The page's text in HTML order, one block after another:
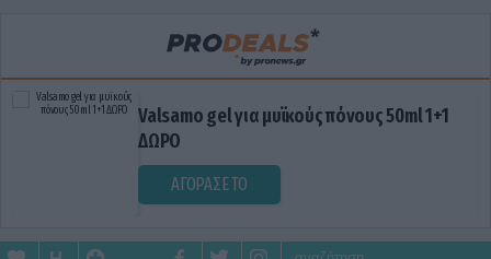
Valsamo gel για μυϊκούς πόνους 50ml 1+1
ΔΩΡΟ
ΑΓΟΡΑΣΕ ΤΟ